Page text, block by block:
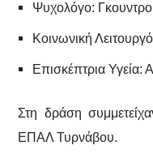
Ψυχολόγο:
Κοινωνική
Επισκέπτρια Υγεία:
Στη δράση
ΕΠΑΛ Τυρνάβου.